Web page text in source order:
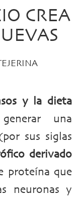
CREA
y la dieta
una
sus siglas
derivado
proteína que
neuronas y